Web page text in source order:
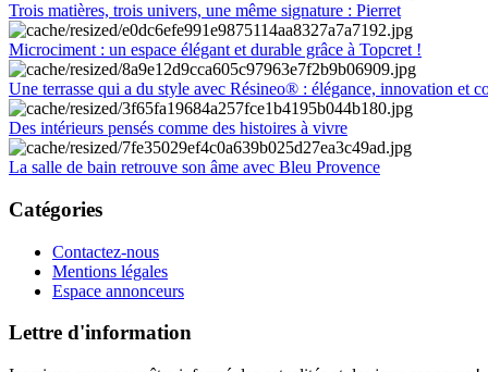
Trois matières, trois univers, une même signature : Pierret
Microciment : un espace élégant et durable grâce à Topcret !
Une terrasse qui a du style avec Résineo® : élégance, innovation et
Des intérieurs pensés comme des histoires à vivre
La salle de bain retrouve son âme avec Bleu Provence
Catégories
Contactez-nous
Mentions légales
Espace annonceurs
Lettre d'information